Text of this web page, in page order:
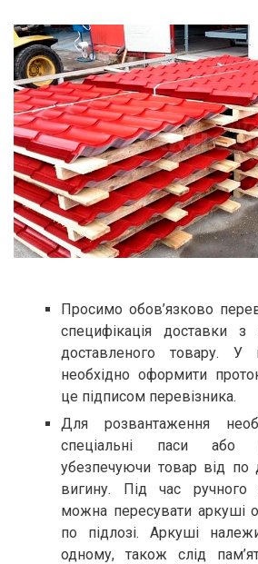
Просимо обов’язково
специфікація доставки з
доставленого товару. У
необхідно оформити
це підписом перевізника.
Для розвантаження
спеціальні паси або
убезпечуючи товар від по
вигину. Під час ручного
можна пересувати аркуші
по підлозі. Аркуші
одному, також слід